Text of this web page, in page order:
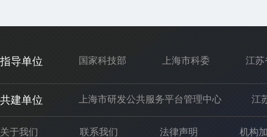
指导单位 国家科技部 上海市科委 江苏
共建单位 上海市研发公共服务平台管理中心 江
关于我们 联系我们 法律声明 机构